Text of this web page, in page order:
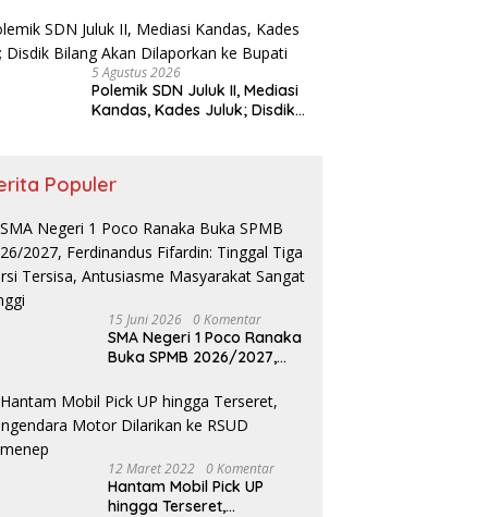
Berkualitas
5 Agustus 2026
Polemik SDN Juluk II, Mediasi
Kandas, Kades Juluk; Disdik
Populer
15 Juni 2026 0 Komentar
SMA Negeri 1 Poco Ranaka
Buka SPMB 2026/2027,
Tinggal Tiga Kursi Tersisa,
Antusiasme Masyarakat
Sangat Tinggi
12 Maret 2022 0 Komentar
Hantam Mobil Pick UP
hingga Terseret,